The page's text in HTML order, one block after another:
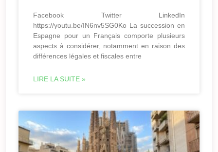
Facebook Twitter LinkedIn
https://youtu.be/IN6nv5SG0Ko La succession en
Espagne pour un Français comporte plusieurs
aspects à considérer, notamment en raison des
différences légales et fiscales entre
LIRE LA SUITE »